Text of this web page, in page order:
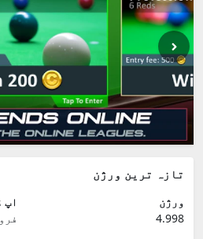
تازہ ترین ورژن
ورژن
4.998
اپ
فروری